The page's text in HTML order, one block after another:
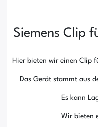
Siemens Clip
Hier bieten wir einen Clip
Das Gerät stammt aus
Es kann
Wir bieten